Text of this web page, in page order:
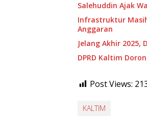
Salehuddin Ajak
Infrastruktur
Anggaran
Jelang Akhir
DPRD Kaltim
Post Views:
KALTIM